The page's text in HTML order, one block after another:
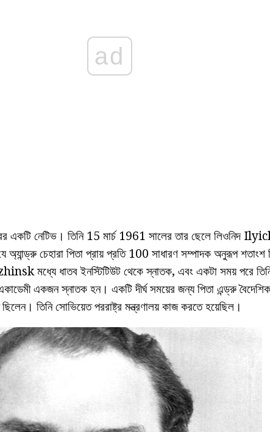
ad
একটি নেটিভ। তিনি 15 মার্চ 1961 সালের তার ছেলে লিওনিদ
অ্যান্ড্রু চেহারা পিতা প্রায় প্রতি 100 সাধারণ সম্পাদক অনুরূপ
মধ্যে ধাতব ইনস্টিটিউট থেকে স্নাতক, এবং একটা সময় পরে
একজন স্নাতক হন। একটি দীর্ঘ সময়ের জন্য পিতা এন্ড্রু
ছিলেন। তিনি সোভিয়েত পররাষ্ট্র মন্ত্রণালয় কাজ করতে হয়েছিল।